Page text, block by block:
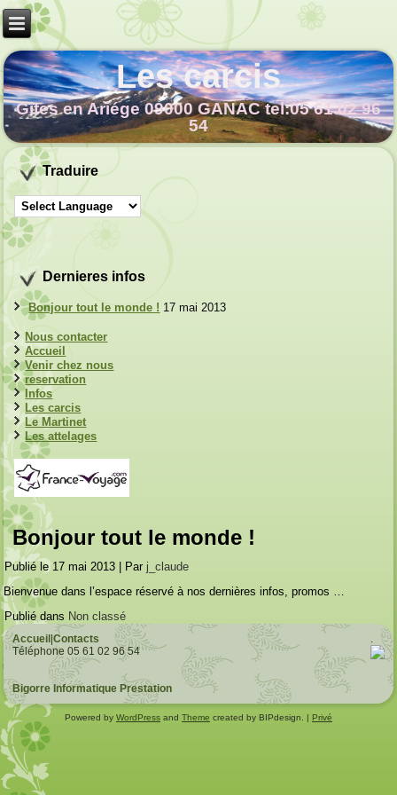
Les carcis
Gîtes en Ariége 09000 GANAC tel:05 61 02 96
54
Traduire
Dernieres infos
Bonjour tout le monde ! 17 mai 2013
Nous contacter
Accueil
Venir chez nous
reservation
Infos
Les carcis
Le Martinet
Les attelages
Bonjour tout le monde !
Publié le 17 mai 2013 | Par j_claude
Bienvenue dans l’espace réservé à nos dernières infos, promos …
Publié dans Non classé
Accueil|Contacts
Téléphone 05 61 02 96 54
Bigorre Informatique Prestation
Powered by WordPress and Theme created by BIPdesign. | Privé